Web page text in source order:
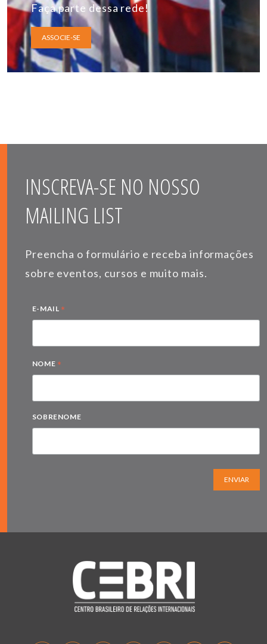
Faça parte dessa rede!
ASSOCIE-SE
INSCREVA-SE NO NOSSO
MAILING LIST
Preencha o formulário e receba informações
sobre eventos, cursos e muito mais.
E-MAIL *
NOME *
SOBRENOME
ENVIAR